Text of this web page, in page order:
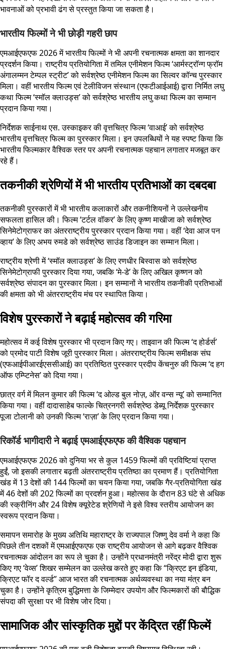
भावनाओं को प्रभावी ढंग से प्रस्तुत किया जा सकता है।
भारतीय फिल्मों ने भी छोड़ी गहरी छाप
एमआईएफएफ 2026 में भारतीय फिल्मों ने भी अपनी रचनात्मक क्षमता का शानदार
प्रदर्शन किया। राष्ट्रीय प्रतियोगिता में तमिल एनीमेशन फिल्म ‘आर्मस्ट्रॉन्ग फ्रॉम
अंगालम्मन टेम्पल स्ट्रीट’ को सर्वश्रेष्ठ एनीमेशन फिल्म का सिल्वर कॉन्च पुरस्कार
मिला। वहीं भारतीय फिल्म एवं टेलीविजन संस्थान (एफटीआईआई) द्वारा निर्मित लघु
कथा फिल्म ‘स्मॉल क्लाउड्स’ को सर्वश्रेष्ठ भारतीय लघु कथा फिल्म का सम्मान
प्रदान किया गया।
निर्देशक साईनाथ एस. उस्काइकर की वृत्तचित्र फिल्म ‘वाआई’ को सर्वश्रेष्ठ
भारतीय वृत्तचित्र फिल्म का पुरस्कार मिला। इन उपलब्धियों ने यह स्पष्ट किया कि
भारतीय फिल्मकार वैश्विक स्तर पर अपनी रचनात्मक पहचान लगातार मजबूत कर
रहे हैं।
तकनीकी श्रेणियों में भी भारतीय प्रतिभाओं का दबदबा
तकनीकी पुरस्कारों में भी भारतीय कलाकारों और तकनीशियनों ने उल्लेखनीय
सफलता हासिल की। फिल्म ‘टर्टल वॉकर’ के लिए कृष्ण माखीजा को सर्वश्रेष्ठ
सिनेमेटोग्राफर का अंतरराष्ट्रीय पुरस्कार प्रदान किया गया। वहीं ‘देवा आज पन
व्हाय’ के लिए अभय रुमडे को सर्वश्रेष्ठ साउंड डिजाइन का सम्मान मिला।
राष्ट्रीय श्रेणी में ‘स्मॉल क्लाउड्स’ के लिए रणधीर बिस्वास को सर्वश्रेष्ठ
सिनेमेटोग्राफी पुरस्कार दिया गया, जबकि ‘मे-डे’ के लिए अखिल कृष्णन को
सर्वश्रेष्ठ संपादन का पुरस्कार मिला। इन सम्मानों ने भारतीय तकनीकी प्रतिभाओं
की क्षमता को भी अंतरराष्ट्रीय मंच पर स्थापित किया।
विशेष पुरस्कारों ने बढ़ाई महोत्सव की गरिमा
महोत्सव में कई विशेष पुरस्कार भी प्रदान किए गए। ताइवान की फिल्म ‘द होर्डर्स’
को प्रमोद पाटी विशेष जूरी पुरस्कार मिला। अंतरराष्ट्रीय फिल्म समीक्षक संघ
(एफआईपीआरईएससीआई) का प्रतिष्ठित पुरस्कार प्रदीप केंचनुरु की फिल्म ‘द हग
ऑफ एम्प्टिनेस’ को दिया गया।
छात्र वर्ग में मिलन कुमार की फिल्म ‘द ओल्ड बुल नोज़, ऑर वन्स न्यू’ को सम्मानित
किया गया। वहीं दादासाहेब फाल्के चित्रनगरी सर्वश्रेष्ठ डेब्यू निर्देशक पुरस्कार
पूजा टोलानी को उनकी फिल्म ‘राज़ा’ के लिए प्रदान किया गया।
रिकॉर्ड भागीदारी ने बढ़ाई एमआईएफएफ की वैश्विक पहचान
एमआईएफएफ 2026 को दुनिया भर से कुल 1459 फिल्मों की प्रविष्टियां प्राप्त
हुईं, जो इसकी लगातार बढ़ती अंतरराष्ट्रीय प्रतिष्ठा का प्रमाण हैं। प्रतियोगिता
खंड में 13 देशों की 144 फिल्मों का चयन किया गया, जबकि गैर-प्रतियोगिता खंड
में 46 देशों की 202 फिल्मों का प्रदर्शन हुआ। महोत्सव के दौरान 83 घंटे से अधिक
की स्क्रीनिंग और 24 विशेष क्यूरेटेड श्रेणियों ने इसे विश्व स्तरीय आयोजन का
स्वरूप प्रदान किया।
समापन समारोह के मुख्य अतिथि महाराष्ट्र के राज्यपाल जिष्णु देव वर्मा ने कहा कि
पिछले तीन दशकों में एमआईएफएफ एक राष्ट्रीय आयोजन से आगे बढ़कर वैश्विक
रचनात्मक आंदोलन का रूप ले चुका है। उन्होंने प्रधानमंत्री नरेंद्र मोदी द्वारा शुरू
किए गए ‘वेव्स’ शिखर सम्मेलन का उल्लेख करते हुए कहा कि “क्रिएट इन इंडिया,
क्रिएट फॉर द वर्ल्ड” आज भारत की रचनात्मक अर्थव्यवस्था का नया मंत्र बन
चुका है। उन्होंने कृत्रिम बुद्धिमत्ता के जिम्मेदार उपयोग और फिल्मकारों की बौद्धिक
संपदा की सुरक्षा पर भी विशेष जोर दिया।
सामाजिक और सांस्कृतिक मुद्दों पर केंद्रित रहीं फिल्में